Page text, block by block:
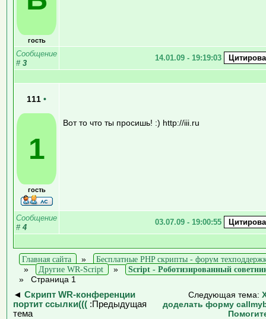
гость
Сообщение
# 3
14.01.09 - 19:19:03
111 •
1
гость
Вот то что ты просишь! :) http://iii.ru
Сообщение
# 4
03.07.09 - 19:00:55
Главная сайта »
Бесплатные PHP скрипты - форум
»
Другие WR-Script »
Script - Роботизированный
» Страница 1
◄ Скрипт WR-конференции
портит ссылки((( :Предыдущая
тема
Следующая тема:
доделать форму